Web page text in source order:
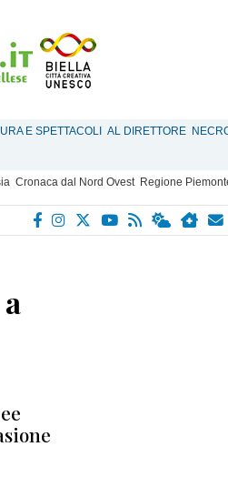
E SPETTACOLI AL DIRETTORE
Cronaca dal Nord Ovest Regione